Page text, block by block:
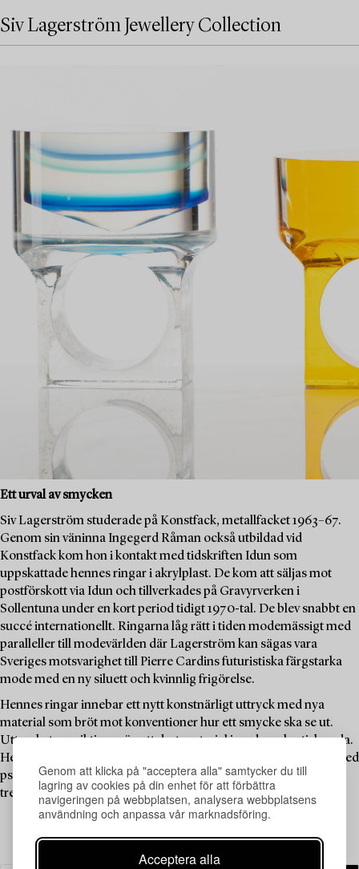
Genom att klicka på "acceptera alla" samtycker du till
lagring av cookies på din enhet för att förbättra
navigeringen på webbplatsen, analysera webbplatsens
användning och anpassa vår marknadsföring.
Acceptera alla
Siv Lagerström Jewellery Collection
Ett urval av smycken
Siv Lagerström studerade på Konstfack, metallfacket 1963–67.
Genom sin väninna Ingegerd Råman också utbildad vid
Konstfack kom hon i kontakt med tidskriften Idun som
uppskattade hennes ringar i akrylplast. De kom att säljas mot
postförskott via Idun och tillverkades på Gravyrverken i
Sollentuna under en kort period tidigt 1970-tal. De blev snabbt en
succé internationellt. Ringarna låg rätt i tiden modemässigt med
paralleller till modevärlden där Lagerström kan sägas vara
Sveriges motsvarighet till Pierre Cardins futuristiska färgstarka
mode med en ny siluett och kvinnlig frigörelse.
Hennes ringar innebar ett nytt konstnärligt uttryck med nya
material som bröt mot konventioner hur ett smycke ska se ut.
Uttrycket var viktigare än ett dyrt material i en demokratisk anda.
Hennes verk har även likheter med Op-konsten på 1960-talet med
psykadeliska abstrakta mönster i rörelse som ger en
tredimensionell skulptural känsla.